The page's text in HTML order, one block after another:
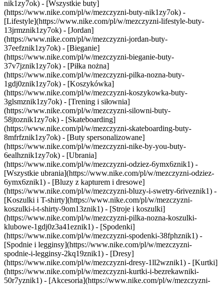
nik1zy7ok) - [Wszystkie buty]
(https://www.nike.com/pl/w/mezczyzni-buty-nik1zy7ok) -
[Lifestyle](https://www.nike.com/pl/w/mezczyzni-lifestyle-buty-
13jrmznik1zy7ok) - [Jordan]
(https://www.nike.com/pl/w/mezczyzni-jordan-buty-
37eefznik1zy7ok) - [Bieganie]
(https://www.nike.com/pl/w/mezczyzni-bieganie-buty-
37v7jznik1zy7ok) - [Piłka nożna]
(https://www.nike.com/pl/w/mezczyzni-pilka-nozna-buty-
1gdj0znik1zy7ok) - [Koszykówka]
(https://www.nike.com/pl/w/mezczyzni-koszykowka-buty-
3glsmznik1zy7ok) - [Trening i siłownia]
(https://www.nike.com/pl/w/mezczyzni-silowni-buty-
58jtoznik1zy7ok) - [Skateboarding]
(https://www.nike.com/pl/w/mezczyzni-skateboarding-buty-
8mfrfznik1zy7ok) - [Buty spersonalizowane]
(https://www.nike.com/pl/w/mezczyzni-nike-by-you-buty-
6ealhznik1zy7ok) - [Ubrania]
(https://www.nike.com/pl/w/mezczyzni-odziez-6ymx6znik1) -
[Wszystkie ubrania](https://www.nike.com/pl/w/mezczyzni-odziez-
6ymx6znik1) - [Bluzy z kapturem i dresowe]
(https://www.nike.com/pl/w/mezczyzni-bluzy-i-swetry-6riveznik1) -
[Koszulki i T-shirty](https://www.nike.com/pl/w/mezczyzni-
koszulki-i-t-shirty-9om13znik1) - [Stroje i koszulki]
(https://www.nike.com/pl/w/mezczyzni-pilka-nozna-koszulki-
klubowe-1gdj0z3a41eznik1) - [Spodenki]
(https://www.nike.com/pl/w/mezczyzni-spodenki-38fphznik1) -
[Spodnie i legginsy](https://www.nike.com/pl/w/mezczyzni-
spodnie-i-legginsy-2kq19znik1) - [Dresy]
(https://www.nike.com/pl/w/mezczyzni-dresy-1ll2wznik1) - [Kurtki]
(https://www.nike.com/pl/w/mezczyzni-kurtki-i-bezrekawniki-
50r7yznik1) - [Akcesoria](https://www.nike.com/pl/w/mezczyzni-